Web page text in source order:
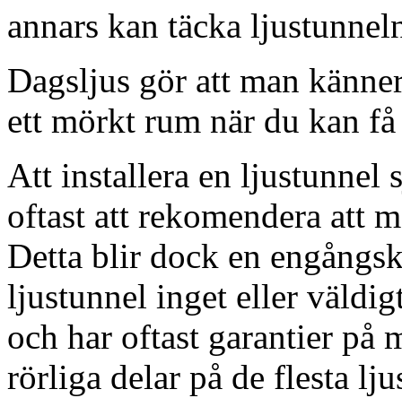
annars kan täcka
Dagsljus gör att man
ett mörkt rum när du kan
Att installera en ljustunnel
oftast att rekomendera att
Detta blir dock en
ljustunnel inget eller
och har oftast garantier på
rörliga delar på de flesta